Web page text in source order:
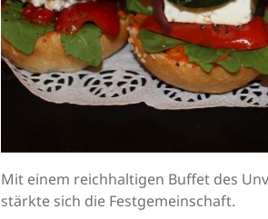
Mit einem reichhaltigen Buffet des
stärkte sich die Festgemeinschaft.